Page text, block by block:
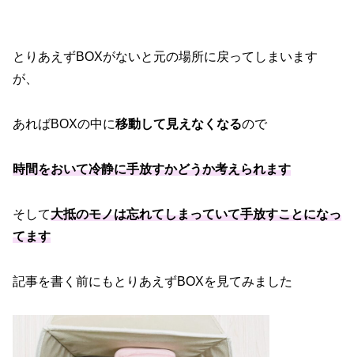
とりあえずBOXがないと元の場所に戻ってしまいます
が、
あればBOXの中に移動して見えなくなるので
時間をおいて冷静に手放すかどうか考えられます
そして大抵のモノは忘れてしまっていて手放すことになっ
てます
記事を書く前にもとりあえずBOXを見てみました